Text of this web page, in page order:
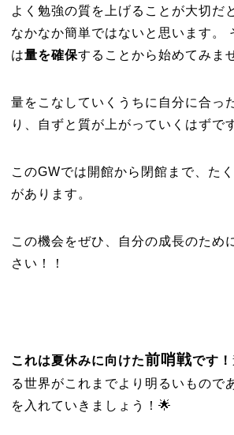
よく勉強の質を上げることが大切だ
なかなか簡単ではないと思います。
は量を確保することから始めてみま
量をこなしていくうちに自分に合っ
り、自ずと質が上がっていくはずで
このGWでは開館から閉館まで、た
があります。
この機会をぜひ、自分の成長のため
さい！！
これは夏休みに向けた前哨戦です！
る世界がこれまでより明るいもので
を入れていきましょう！🌟